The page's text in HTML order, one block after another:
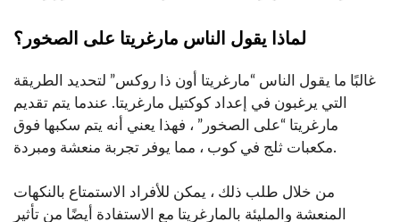
لماذا يقول الناس مارغريتا على الصخور؟
غالبًا ما يقول الناس “مارغريتا أون ذا روكس” لتحديد الطريقة
التي يرغبون في إعداد كوكتيل مارغريتا. عندما يتم تقديم
مارغريتا “على الصخور” ، فهذا يعني أنه يتم سكبها فوق
مكعبات ثلج في كوب ، مما يوفر تجربة منعشة ومبردة.
من خلال طلب ذلك ، يمكن للأفراد الاستمتاع بالنكهات
المنعشة والمليئة بالمارغريتا مع الاستفادة أيضًا من تأثير